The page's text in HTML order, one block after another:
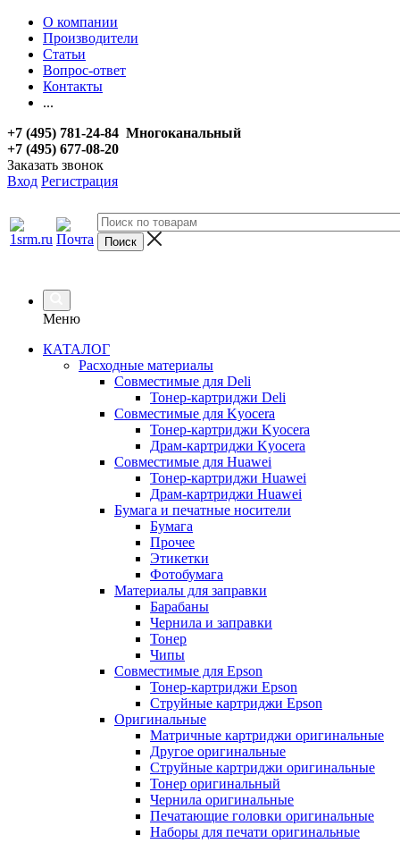
О компании
Производители
Статьи
Вопрос-ответ
Контакты
...
+7 (495) 781-24-84 Многоканальный
+7 (495) 677-08-20
Заказать звонок
Вход Регистрация
Меню
КАТАЛОГ
Расходные материалы
Совместимые для Deli
Тонер-картриджи Deli
Совместимые для Kyocera
Тонер-картриджи Kyocera
Драм-картриджи Kyocera
Совместимые для Huawei
Тонер-картриджи Huawei
Драм-картриджи Huawei
Бумага и печатные носители
Бумага
Прочее
Этикетки
Фотобумага
Материалы для заправки
Барабаны
Чернила и заправки
Тонер
Чипы
Совместимые для Epson
Тонер-картриджи Epson
Струйные картриджи Epson
Оригинальные
Матричные картриджи оригинальные
Другое оригинальные
Струйные картриджи оригинальные
Тонер оригинальный
Чернила оригинальные
Печатающие головки оригинальные
Наборы для печати оригинальные